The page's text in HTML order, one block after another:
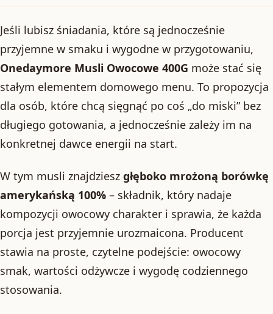
Jeśli lubisz śniadania, które są jednocześnie
przyjemne w smaku i wygodne w przygotowaniu,
Onedaymore Musli Owocowe 400G może stać się
stałym elementem domowego menu. To propozycja
dla osób, które chcą sięgnąć po coś „do miski” bez
długiego gotowania, a jednocześnie zależy im na
konkretnej dawce energii na start.
W tym musli znajdziesz głęboko mrożoną borówkę
amerykańską 100% – składnik, który nadaje
kompozycji owocowy charakter i sprawia, że każda
porcja jest przyjemnie urozmaicona. Producent
stawia na proste, czytelne podejście: owocowy
smak, wartości odżywcze i wygodę codziennego
stosowania.